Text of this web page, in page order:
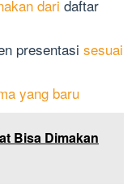
dari daftar
presentasi sesuai
yang baru
Bisa Dimakan